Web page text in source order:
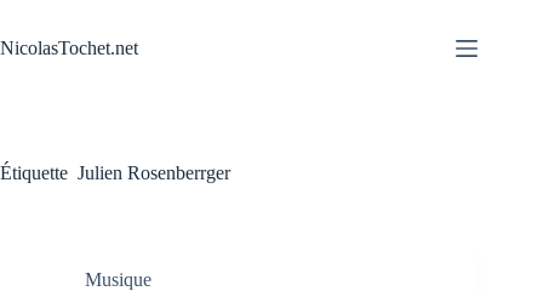
contenu
NicolasTochet.net
Étiquette Julien Rosenberrger
Musique